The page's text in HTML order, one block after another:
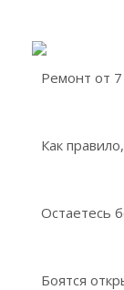
Ремонт от
Как
Остаетесь
Боятся